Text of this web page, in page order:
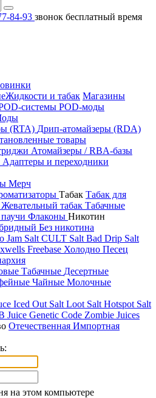
84-93 звонок бесплатный время
Жидкости и табак Магазины
системы POD-моды
(RTA) Дрип-атомайзеры (RDA)
товары
Атомайзеры / RBA-базы
Адаптеры и переходники
Мерч
Табак Табак для
Жевательный табак Табачные
Флаконы Никотин
Без никотина
Jam Salt CULT Salt Bad Drip Salt
Freebase Холодно Песец
Табачные Десертные
Чайные Молочные
Iced Out Salt Loot Salt Hotspot Salt
Juice Genetic Code Zombie Juices
Отечественная Импортная
на этом компьютере